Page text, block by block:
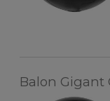
Balon Gigant